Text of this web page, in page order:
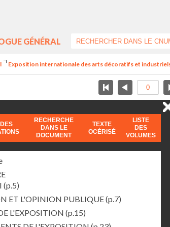
GÉNÉRAL
Exposition internationale des arts décoratifs et
RECHERCHE
DANS LE
DOCUMENT
TEXTE
OCÉRISÉ
LISTE
DES
VOLUMES
(p.5)
ET L'OPINION PUBLIQUE(p.7)
L'EXPOSITION (p.15)